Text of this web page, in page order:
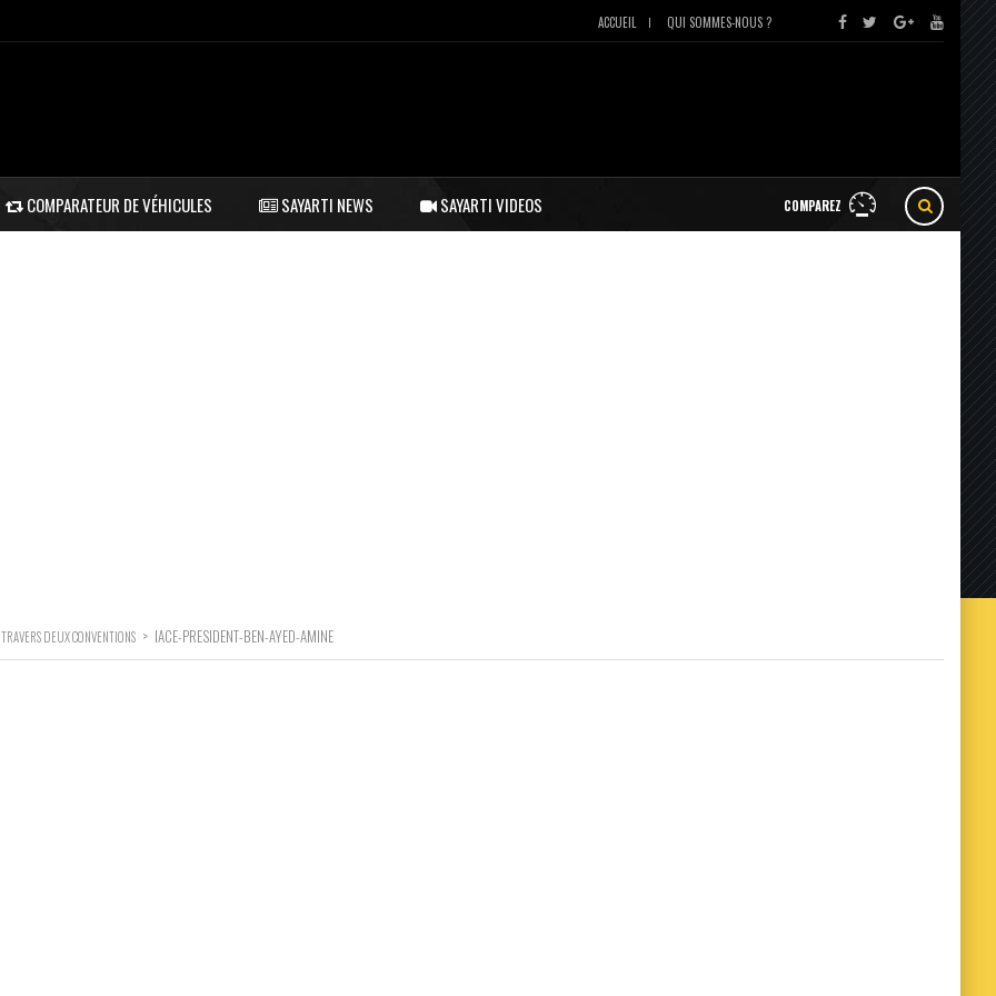
ACCUEIL QUI SOMMES-NOUS ?
COMPAREZ
COMPARATEUR DE VÉHICULES SAYARTI NEWS SAYARTI VIDEOS
DEUX CONVENTIONS > IACE-PRESIDENT-BEN-AYED-AMINE